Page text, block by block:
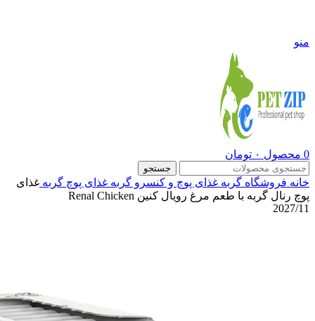
منو
0 محصول ۰ تومان
جستجو
خانه فروشگاه گربه غذای پوچ و کنسرو گربه غذای پوچ گربه غذای
پوچ رنال گربه با طعم مرغ رویال کنین Renal Chicken
2027/11